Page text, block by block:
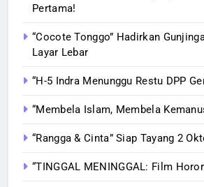
Pertama!
“Cocote Tonggo” Hadirkan
Layar Lebar
“H-5 Indra Menunggu Restu DPP
“Membela Islam, Membela
“Rangga & Cinta” Siap Tayang 2
“TINGGAL MENINGGAL: Film